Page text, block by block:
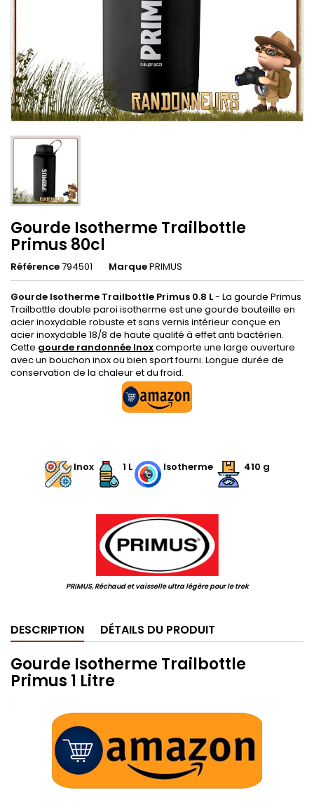
Gourde Isotherme Trailbottle
Primus 80cl
Référence794501 MarquePRIMUS
Gourde Isotherme Trailbottle Primus 0.8 L- La gourde Primus
Trailbottle double paroi isotherme est une gourde bouteille en
acier inoxydable robuste et sans vernis intérieur conçue en
acier inoxydable 18/8 de haute qualité à effet anti bactérien.
Cette gourde randonnée Inoxcomporte une large ouverture
avec un bouchon inox ou bien sport fourni. Longue durée de
conservation de la chaleur et du froid.
Inox
1 L Isotherme 410 g
PRIMUS, Réchaud et vaisselle ultra légère pour le trek
DESCRIPTION DÉTAILS DU PRODUIT
Gourde Isotherme Trailbottle
Primus 1 Litre
.